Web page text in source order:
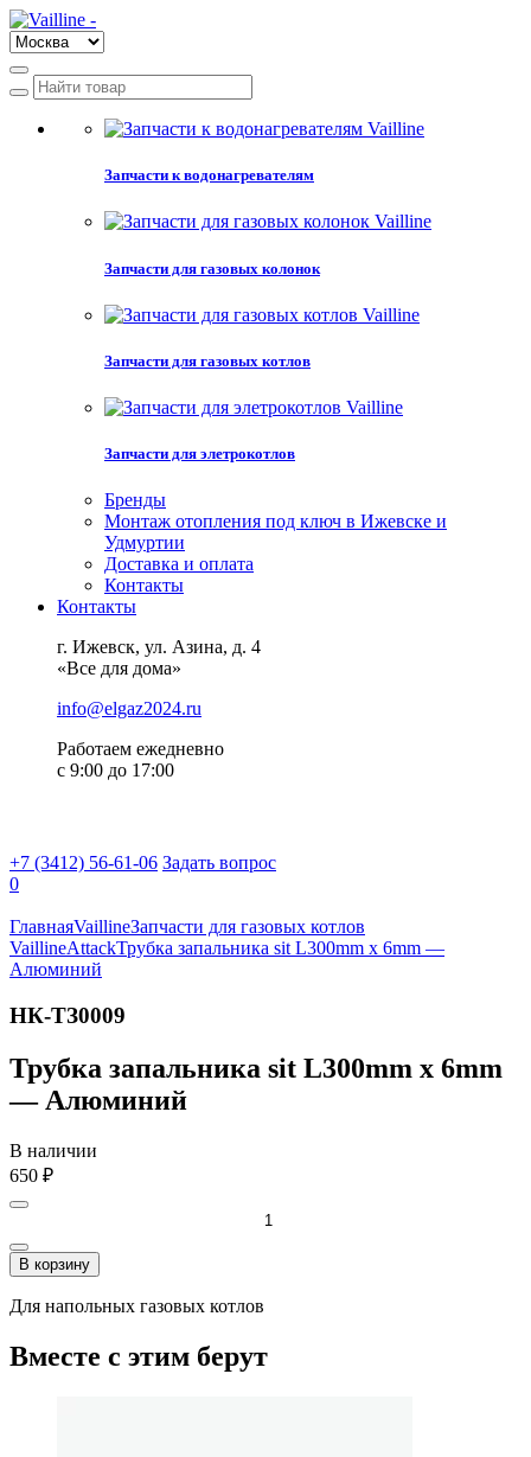
Запчасти к водонагревателям
Запчасти для газовых колонок
Запчасти для газовых котлов
Запчасти для элетрокотлов
Бренды
Монтаж отопления под ключ в Ижевске и
Удмуртии
Доставка и оплата
Контакты
Контакты
г. Ижевск, ул. Азина, д. 4
«Все для дома»
info@elgaz2024.ru
Работаем eжедневно
с 9:00 до 17:00
+7 (3412) 56-61-06 Задать вопрос
0
ГлавнаяVaillineЗапчасти для газовых котлов
VaillineAttackТрубка запальника sit L300mm x 6mm —
Алюминий
НК-ТЗ0009
Трубка запальника sit L300mm x 6mm
— Алюминий
В наличии
650 ₽
В корзину
Для напольных газовых котлов
Вместе с этим берут